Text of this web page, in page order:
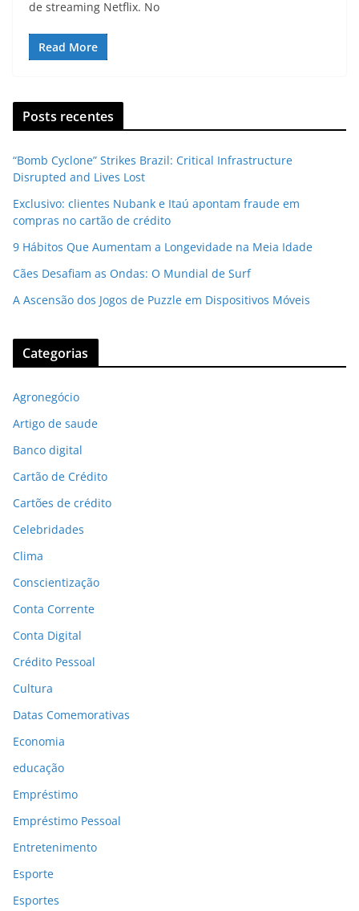
de streaming Netflix. No
Read More
Posts recentes
“Bomb Cyclone” Strikes Brazil: Critical Infrastructure
Disrupted and Lives Lost
Exclusivo: clientes Nubank e Itaú apontam fraude em
compras no cartão de crédito
9 Hábitos Que Aumentam a Longevidade na Meia Idade
Cães Desafiam as Ondas: O Mundial de Surf
A Ascensão dos Jogos de Puzzle em Dispositivos Móveis
Categorias
Agronegócio
Artigo de saude
Banco digital
Cartão de Crédito
Cartões de crédito
Celebridades
Clima
Conscientização
Conta Corrente
Conta Digital
Crédito Pessoal
Cultura
Datas Comemorativas
Economia
educação
Empréstimo
Empréstimo Pessoal
Entretenimento
Esporte
Esportes